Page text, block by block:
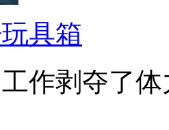
具箱
作剥夺了体